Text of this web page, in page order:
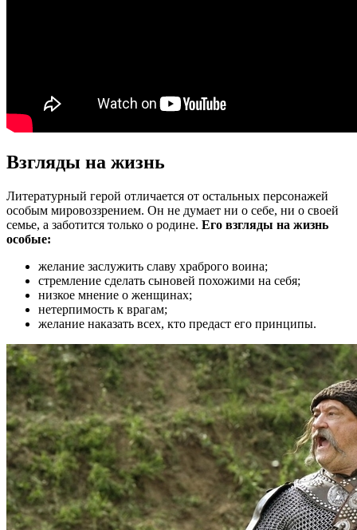
Взгляды на жизнь
Литературный герой отличается от остальных персонажей
особым мировоззрением. Он не думает ни о себе, ни о своей
семье, а заботится только о родине. Его взгляды на жизнь
особые:
желание заслужить славу храброго воина;
стремление сделать сыновей похожими на себя;
низкое мнение о женщинах;
нетерпимость к врагам;
желание наказать всех, кто предаст его принципы.